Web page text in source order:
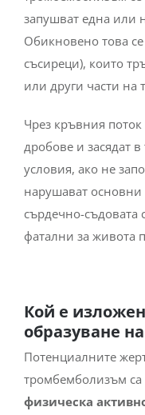
запушват една или
Обикновено това
съсиреци), които
или други части на
Чрез кръвния поток
дробове и засядат
условия, ако не
нарушават
сърдечно-съдовата
фатални за живота
Кой е
образуване
Потенциалните
тромбемболизъм са
физическа